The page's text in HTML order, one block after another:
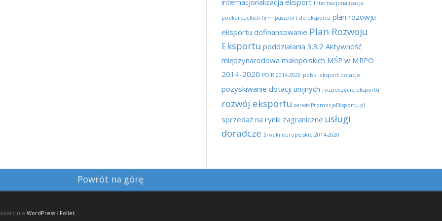
internacjonalizacja eksport Internacjonalizacja
podkarpackich firm paszport do eksportu plan rozowju
eksportu dofinansowanie Plan Rozwoju
Eksportu poddziałania 3.3.2 Aktywność
międzynarodowa małopolskich MŚP w MRPO
2014-2020 POIR 2014-2020 polski eksport dotacje
pozyskiwanie dotacji unijnych rozpoczęcie eksportu
rozwój eksportu serwis PromocjaEksportu.pl
sprzedaż na rynki zagraniczne usługi
doradcze Środki europejskie 2014-2020
Powrót na górę
oparciu o WordPress i Follet.